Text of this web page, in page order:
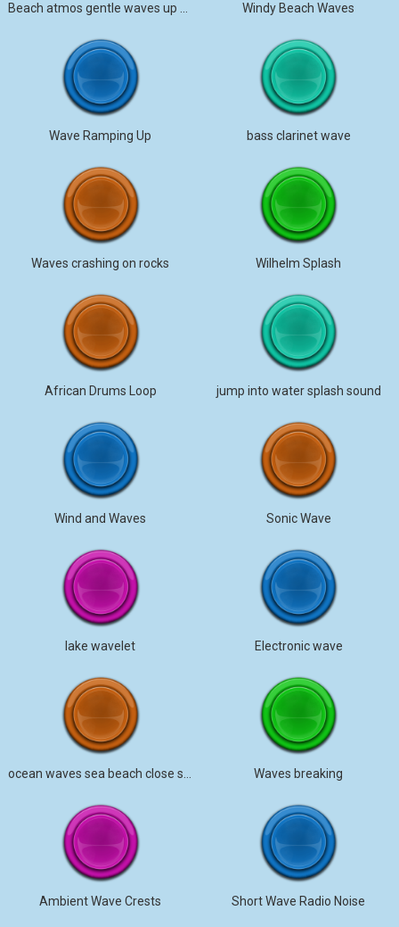
Windy Beach Waves
Wave Ramping Up bass clarinet wave
Waves crashing on rocks Wilhelm Splash
African Drums Loop jump into water splash sound
Wind and Waves Sonic Wave
lake wavelet Electronic wave
Waves breaking
Ambient Wave Crests Short Wave Radio Noise